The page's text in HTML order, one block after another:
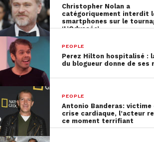
Christopher Nolan a
catégoriquement interdit
smartphones sur le
‘L’Odyssée’
PEOPLE
Perez Hilton hospitalisé :
du blogueur donne de ses
PEOPLE
Antonio Banderas: victime
crise cardiaque, l’acteur
ce moment terrifiant